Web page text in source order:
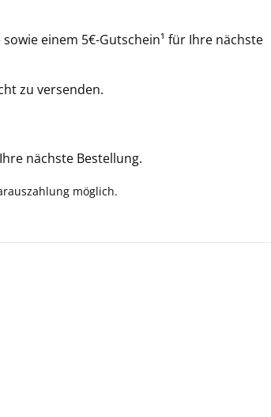
einem 5€-Gutschein¹ für Ihre nächste
zu versenden.
nächste Bestellung.
möglich.